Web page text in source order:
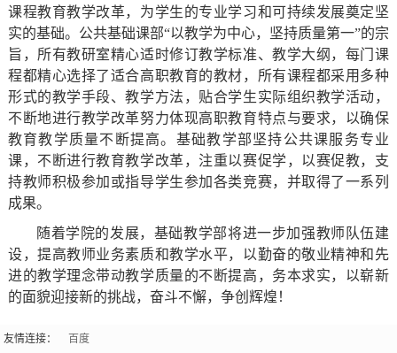
织
机
构
教
学
环
境
资
讯
马
克
主
义
生
工
作
社
团
动
学
就
业
业
就
信
课程教育教学改革，为学生的专业学习和可持续发展奠定坚
实的基础。公共基础课部“以教学为中心，坚持质量第一”的宗
旨，所有教研室精心适时修订教学标准、教学大纲，每门课
程都精心选择了适合高职教育的教材，所有课程都采用多种
形式的教学手段、教学方法，贴合学生实际组织教学活动，
不断地进行教学改革努力体现高职教育特点与要求，以确保
教育教学质量不断提高。基础教学部坚持公共课服务专业
课，不断进行教育教学改革，注重以赛促学，以赛促教，支
持教师积极参加或指导学生参加各类竞赛，并取得了一系列
成果。
随着学院的发展，基础教学部将进一步加强教师队伍建
设，提高教师业务素质和教学水平，以勤奋的敬业精神和先
进的教学理念带动教学质量的不断提高，务本求实，以崭新
的面貌迎接新的挑战，奋斗不懈，争创辉煌！
友情连接： 百度